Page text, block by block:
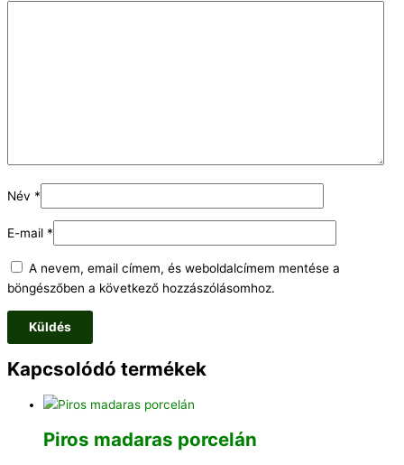
Név *
E-mail *
A nevem, email címem, és weboldalcímem mentése a
böngészőben a következő hozzászólásomhoz.
Kapcsolódó termékek
Piros madaras porcelán